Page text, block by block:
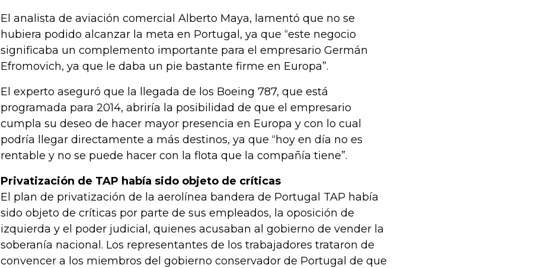
El analista de aviación comercial Alberto Maya, lamentó que no se
hubiera podido alcanzar la meta en Portugal, ya que “este negocio
significaba un complemento importante para el empresario Germán
Efromovich, ya que le daba un pie bastante firme en Europa”.
El experto aseguró que la llegada de los Boeing 787, que está
programada para 2014, abriría la posibilidad de que el empresario
cumpla su deseo de hacer mayor presencia en Europa y con lo cual
podría llegar directamente a más destinos, ya que “hoy en día no es
rentable y no se puede hacer con la flota que la compañía tiene”.
Privatización de TAP había sido objeto de críticas
El plan de privatización de la aerolínea bandera de Portugal TAP había
sido objeto de críticas por parte de sus empleados, la oposición de
izquierda y el poder judicial, quienes acusaban al gobierno de vender la
soberanía nacional. Los representantes de los trabajadores trataron de
convencer a los miembros del gobierno conservador de Portugal de que